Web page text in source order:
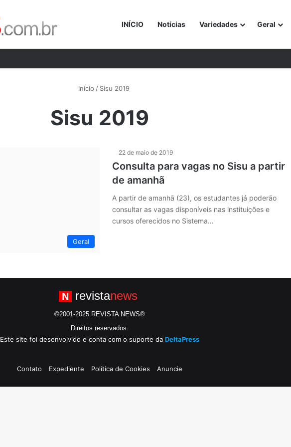
INÍCIO Notícias Variedades Geral
Início / Sisu 2019
Sisu 2019
Geral
22 de maio de 2019
Consulta para vagas no Sisu a partir
de amanhã
A partir de amanhã (23), os estudantes já poderão
consultar as vagas disponíveis nas instituições e
cursos oferecidos no Sistema…
N revistanews
©2001-2025 REVISTA NEWS®
Direitos reservados.
Este site foi desenvolvido e conta com o suporte da DeltaPress
Contato Expediente Política de Cookies Anuncie